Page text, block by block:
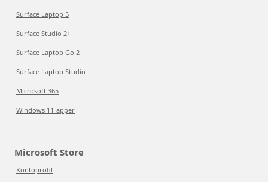
Surface Laptop 5
Surface Studio 2+
Surface Laptop Go 2
Surface Laptop Studio
Microsoft 365
Windows 11-apper
Microsoft Store
Kontoprofil